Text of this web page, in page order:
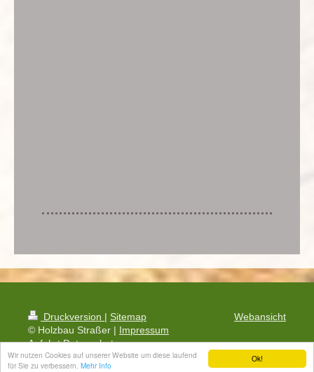
Ok!
Wir nutzen Cookies auf unserer Website um diese laufend
für Sie zu verbessern. Mehr Info
Druckversion | Sitemap
© Holzbau Straßer | Impressum
Anfahrt Datenschutz
Webansicht